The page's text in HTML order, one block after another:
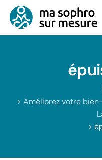
Consultation
Contact
Améliorez votre